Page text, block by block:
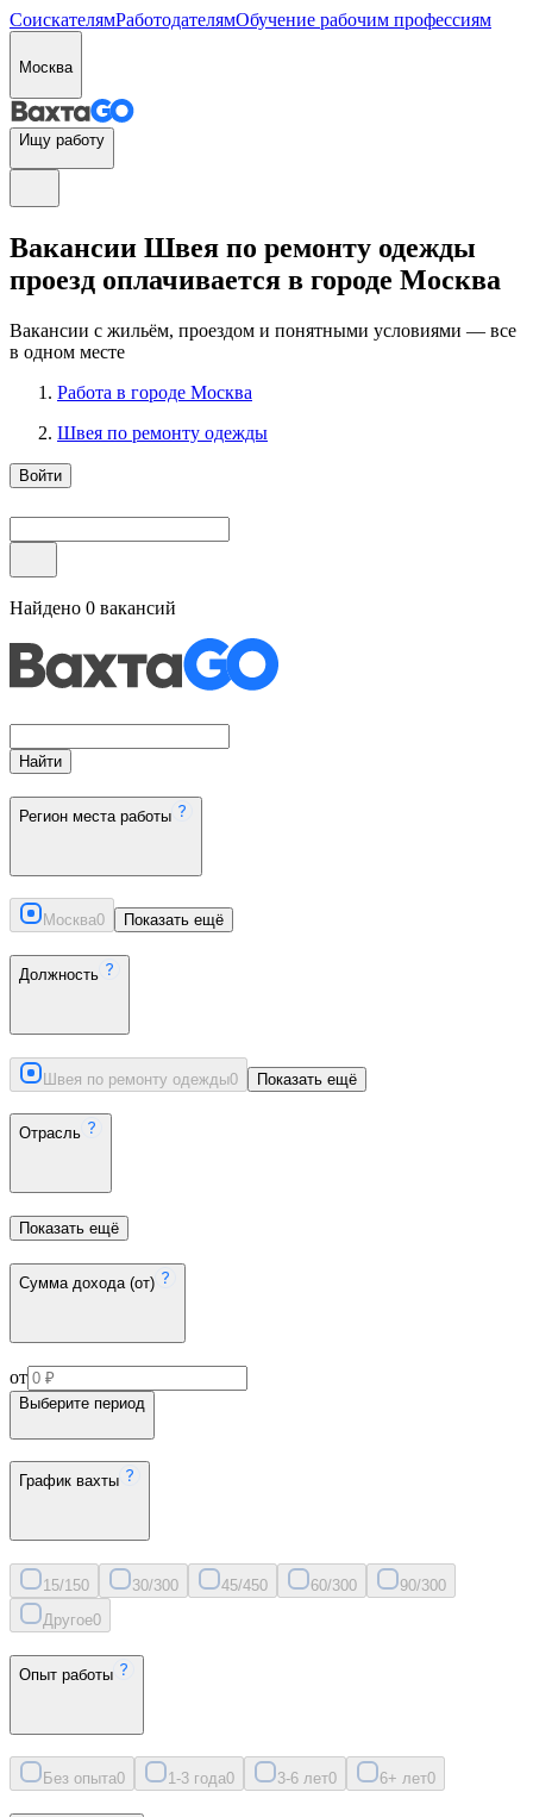
СоискателямРаботодателямОбучение рабочим профессиям
Москва
Ищу работу
Вакансии Швея по ремонту одежды
проезд оплачивается в городе Москва
Вакансии с жильём, проездом и понятными условиями — все
в одном месте
Работа в городе Москва
Швея по ремонту одежды
Войти
Найдено 0 вакансий
Найти
Регион места работы
Москва0 Показать ещё
Должность
Швея по ремонту одежды0 Показать ещё
Отрасль
Показать ещё
Сумма дохода (от)
от
Выберите период
График вахты
15/150 30/300 45/450 60/300 90/300
Другое0
Опыт работы
Без опыта0 1-3 года0 3-6 лет0 6+ лет0